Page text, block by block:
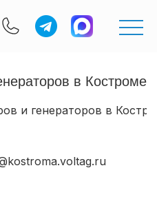
в Костроме
и генераторов в